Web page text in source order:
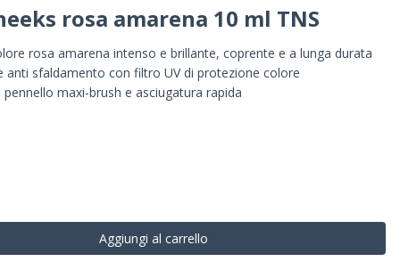
rosa amarena 10 ml TNS
rosa amarena intenso e brillante, coprente e a lunga durata
anti sfaldamento con filtro UV di protezione colore
maxi-brush e asciugatura rapida
Aggiungi al carrello